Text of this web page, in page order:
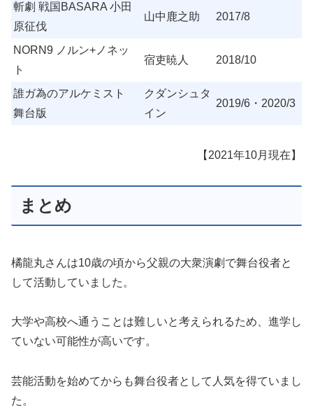
斬劇 戦国BASARA 小田
原征伐
山中鹿之助 2017/8
NORN9 ノルン+ノネッ
ト
宿吏暁人 2018/10
誰ガ為のアルケミスト
舞台版
クダンシュタ
イン
2019/6・2020/3
【2021年10月現在】
まとめ
橘龍丸さんは10歳の頃から父親の大衆演劇で舞台役者と
して活動していました。
大学や高校へ通うことは難しいと考えられるため、進学し
ていない可能性が高いです。
芸能活動を始めてからも舞台役者として人気を得ていまし
た。